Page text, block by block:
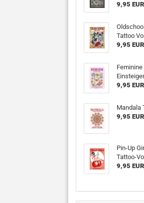
9,95 EUR
Tattoo
9,95 EUR
9,95 EUR
Mandala
9,95 EUR
Pin-Up
Tattoo-
9,95 EUR